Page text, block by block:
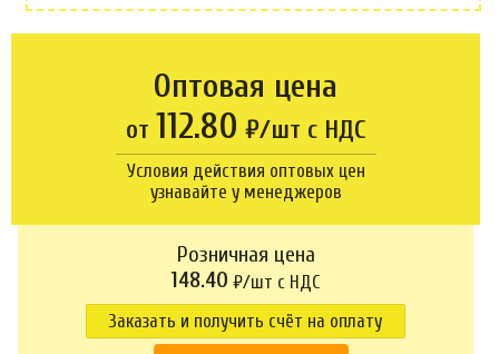
Оптовая цена
от 112.80 ₽/шт с НДС
Условия действия оптовых цен
узнавайте у менеджеров
Розничная цена
148.40 ₽/шт c НДС
Заказать и получить счёт на оплату